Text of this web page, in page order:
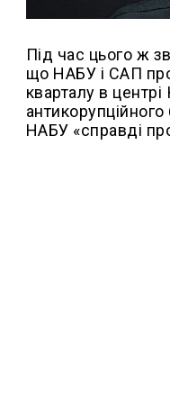
Під час цього ж
що НАБУ і САП
кварталу в
НАБУ «справді